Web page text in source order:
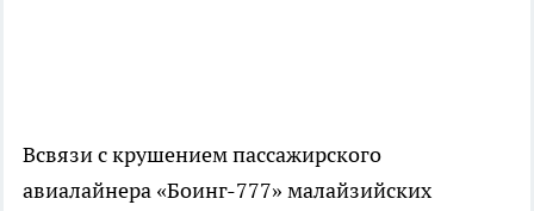
Всвязи с крушением пассажирского
авиалайнера «Боинг-777» малайзийских